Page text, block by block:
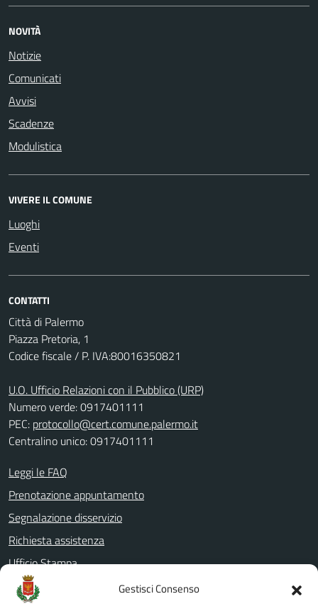
Gestisci Consenso
NOVITÀ
Notizie
Comunicati
Avvisi
Scadenze
Modulistica
VIVERE IL COMUNE
Luoghi
Eventi
CONTATTI
Città di Palermo
Piazza Pretoria, 1
Codice fiscale / P. IVA:80016350821
U.O. Ufficio Relazioni con il Pubblico (URP)
Numero verde: 0917401111
PEC: protocollo@cert.comune.palermo.it
Centralino unico: 0917401111
Leggi le FAQ
Prenotazione appuntamento
Segnalazione disservizio
Richiesta assistenza
Ufficio Stampa
Amministrazione Trasparente